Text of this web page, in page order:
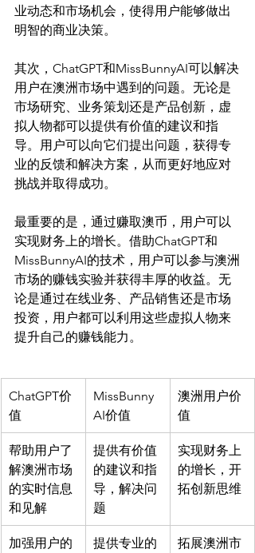
业动态和市场机会，使得用户能够做出
明智的商业决策。
其次，ChatGPT和MissBunnyAI可以解决
用户在澳洲市场中遇到的问题。无论是
市场研究、业务策划还是产品创新，虚
拟人物都可以提供有价值的建议和指
导。用户可以向它们提出问题，获得专
业的反馈和解决方案，从而更好地应对
挑战并取得成功。
最重要的是，通过赚取澳币，用户可以
实现财务上的增长。借助ChatGPT和
MissBunnyAI的技术，用户可以参与澳洲
市场的赚钱实验并获得丰厚的收益。无
论是通过在线业务、产品销售还是市场
投资，用户都可以利用这些虚拟人物来
ChatGPT价
值
MissBunny
AI价值
澳洲用户价
值
帮助用户了
解澳洲市场
的实时信息
和见解
提供有价值
的建议和指
导，解决问
题
实现财务上
的增长，开
拓创新思维
加强用户的
提供专业的
拓展澳洲市